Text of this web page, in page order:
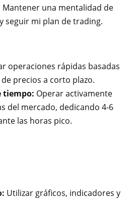
Mantener una mentalidad de
seguir mi plan de trading.
operaciones rápidas basadas
precios a corto plazo.
tiempo: Operar activamente
del mercado, dedicando 4-6
las horas pico.
Utilizar gráficos, indicadores y